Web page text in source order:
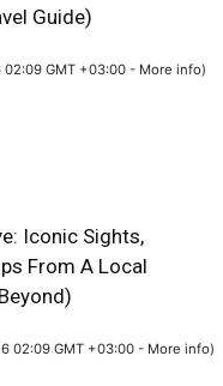
Guide)
GMT +03:00 - More info)
Iconic Sights,
From A Local
02:09 GMT +03:00 - More info)